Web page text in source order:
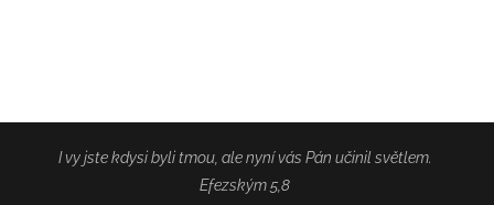
I vy jste kdysi byli tmou, ale nyní vás Pán učinil světlem.
Efezským 5,8